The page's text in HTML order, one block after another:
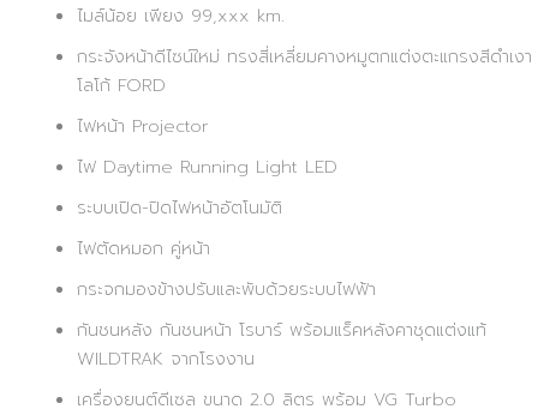
ไมล์น้อย เพียง 99,xxx km.
กระจังหน้าดีไซน์ใหม่ ทรงสี่เหลี่ยมคางหมูตกแต่งตะแกรงสีดำเงา
โลโก้ FORD
ไฟหน้า Projector
ไฟ Daytime Running Light LED
ระบบเปิด-ปิดไฟหน้าอัตโนมัติ
ไฟตัดหมอก คู่หน้า
กระจกมองข้างปรับและพับด้วยระบบไฟฟ้า
กันชนหลัง กันชนหน้า โรบาร์ พร้อมแร็คหลังคาชุดแต่งแท้
WILDTRAK จากโรงงาน
เครื่องยนต์ดีเซล ขนาด 2.0 ลิตร พร้อม VG Turbo